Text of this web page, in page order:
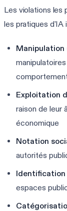
Les violations les
les pratiques d'IA
Manipulation
Exploitation
raison de leur
économique
Notation
autorités
Identification
espaces